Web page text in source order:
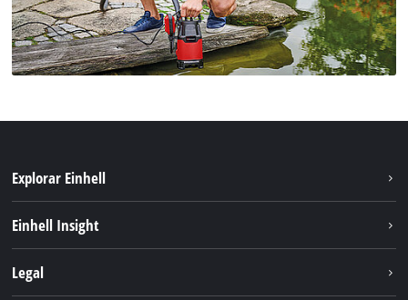
Explorar Einhell
Serviço
Einhell Insight
Legal